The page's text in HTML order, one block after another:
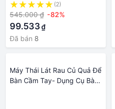
sống - thiết bị chế biến thực
phẩm - dụng cụ xay nghiền
ép - dụng cụ ép trái trái cây
bằng tay - đồ dùng phòng
ăn - máy ép hoa quả tiện
(2)
545.000 ₫ -82%
99.533₫
Đã bán 8
Máy Thái Lát Rau Củ Quả Để
Bàn Cầm Tay- Dụng Cụ Bào